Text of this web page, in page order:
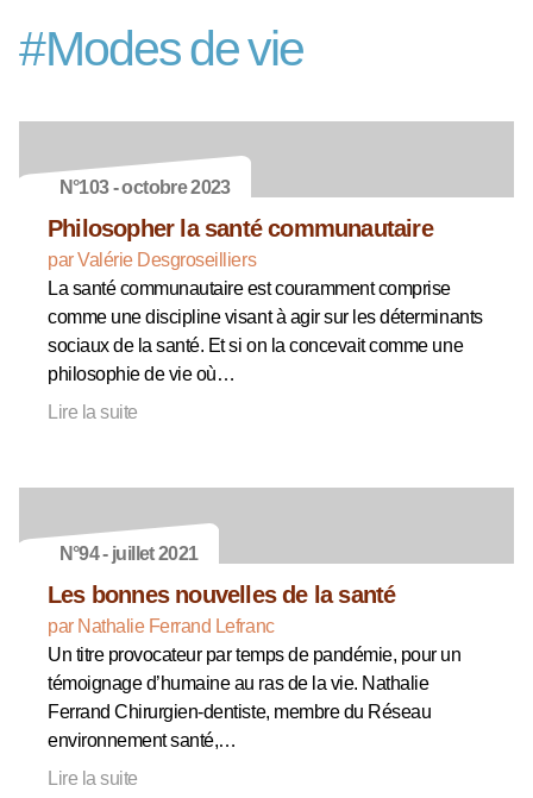
#Modes de vie
N°103 - octobre 2023
Philosopher la santé communautaire
par Valérie Desgroseilliers
La santé communautaire est couramment comprise
comme une discipline visant à agir sur les déterminants
sociaux de la santé. Et si on la concevait comme une
philosophie de vie où…
Lire la suite
N°94 - juillet 2021
Les bonnes nouvelles de la santé
par Nathalie Ferrand Lefranc
Un titre provocateur par temps de pandémie, pour un
témoignage d’humaine au ras de la vie. Nathalie
Ferrand Chirurgien-dentiste, membre du Réseau
environnement santé,…
Lire la suite